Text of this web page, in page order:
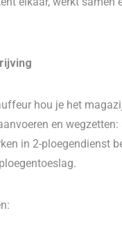
hou je het
en
in 2-ploegendienst